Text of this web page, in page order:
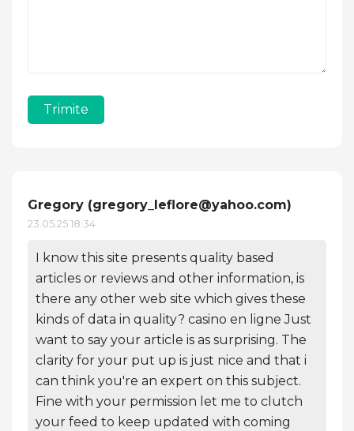
Trimite
Gregory (gregory_leflore@yahoo.com)
23.05.25 18:34
I know this site presents quality based
articles or reviews and other information, is
there any other web site which gives these
kinds of data in quality? casino en ligne Just
want to say your article is as surprising. The
clarity for your put up is just nice and that i
can think you're an expert on this subject.
Fine with your permission let me to clutch
your feed to keep updated with coming